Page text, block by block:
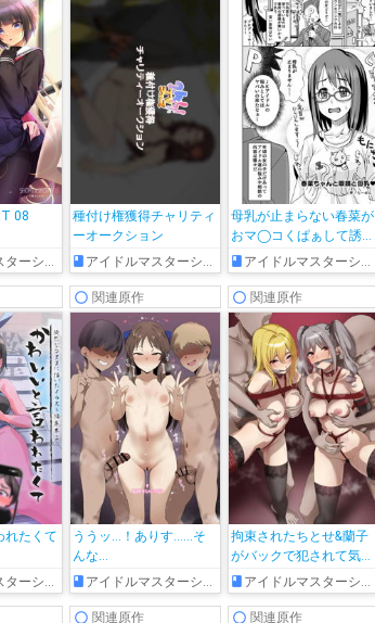
08
ラガールズ
種付け権獲得チャリティ
ーオークション
アイドルマスターシンデレラガールズ
母乳が止まらない春菜が
おマ◯コくぱぁして誘っ
てきて…♡
アイドルマスターシンデレラガールズ
れたくて
ラガールズ
関連原作
ううッ…！ありす……そ
んな…
アイドルマスターシンデレラガールズ
関連原作
拘束されたちとせ&蘭子
がバックで犯されて気持
ちよくなっちゃう!!
アイドルマスターシンデレラガールズ
関連原作 関連原作